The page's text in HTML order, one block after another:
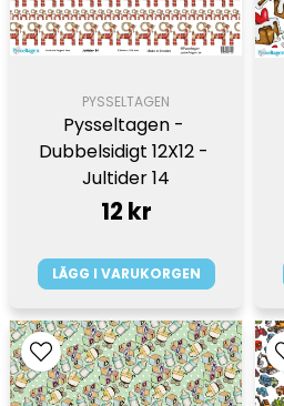
PYSSELTAGEN
Pysseltagen -
Dubbelsidigt 12X12 -
Jultider 14
12 kr
LÄGG I VARUKORGEN